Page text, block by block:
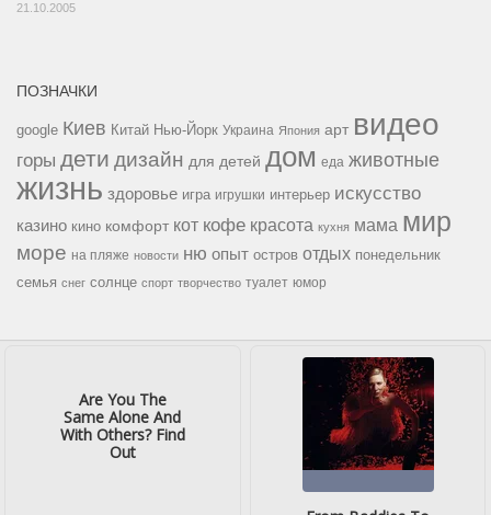
21.10.2005
ПОЗНАЧКИ
google Киев Китай Нью-Йорк Украина Япония арт видео
горы дети дизайн для детей дом еда животные
жизнь здоровье игра игрушки интерьер искусство
казино кино комфорт кот кофе красота кухня мама мир
море на пляже новости ню опыт остров отдых понедельник
семья снег солнце спорт творчество туалет юмор